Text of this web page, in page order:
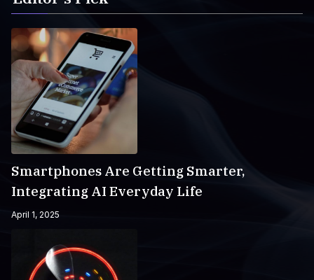
Smartphones Are Getting Smarter,
Integrating AI Everyday Life
April 1, 2025